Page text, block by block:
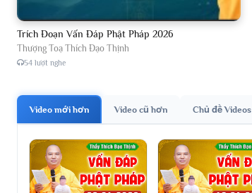
Trích Đoạn Vấn Đáp Phật Pháp 2026
Thượng Toạ Thích Đạo Thịnh
54 lượt nghe
Video mới hơn Video cũ hơn Chủ đề Videos